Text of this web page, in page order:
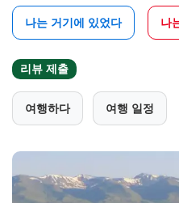
나는 거기에 있었다 나
리뷰 제출
여행하다 여행 일정